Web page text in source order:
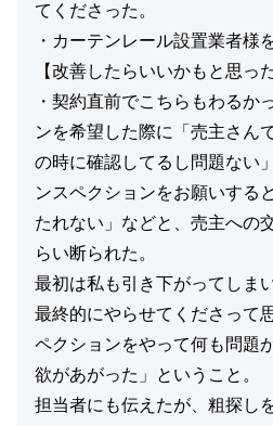
てくださった。
・カーテンレール設置業者様
【改善したらいいかもと思っ
・契約直前でこちらもわるか
ンを希望した際に「売主さん
の時に確認してるし問題ない
ンスペクションをお願いする
たれない」などと、売主への
らい断られた。
最初は私も引き下がってしま
最終的にやらせてくださって
ペクションをやって何も問題
欲があがった」ということ。
担当者にも伝えたが、粗探し